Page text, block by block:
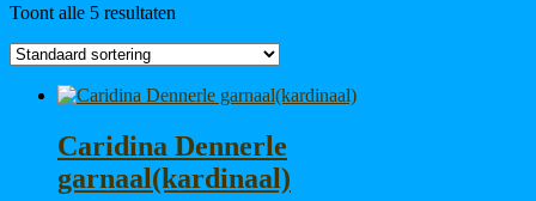
Toont alle 5 resultaten
Caridina Dennerle
garnaal(kardinaal)